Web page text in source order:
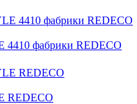
4410 фабрики REDECO
REDECO